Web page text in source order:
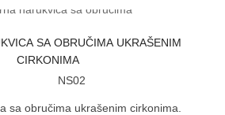
SA OBRUČIMA UKRAŠENIM
CIRKONIMA
NS02
sa obručima ukrašenim cirkonima.